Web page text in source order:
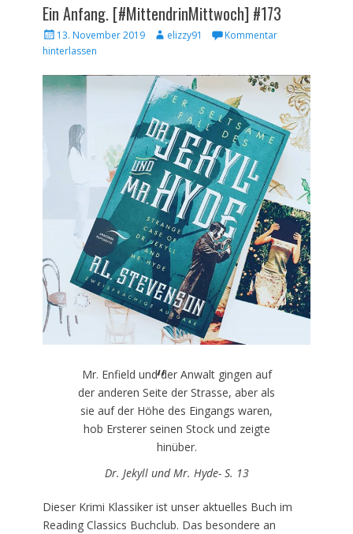
Ein Anfang. [#MittendrinMittwoch] #173
Veröffentlicht
am
13. November 2019 Autorelizzy91
Kommentar
hinterlassen
Mr. Enfield und der Anwalt gingen auf
der anderen Seite der Strasse, aber als
sie auf der Höhe des Eingangs waren,
hob Ersterer seinen Stock und zeigte
hinüber.
Dr. Jekyll und Mr. Hyde- S. 13
Dieser Krimi Klassiker ist unser aktuelles Buch im
Reading Classics Buchclub. Das besondere an